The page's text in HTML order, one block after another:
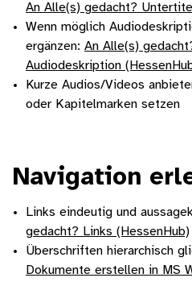
An Alle(s) gedacht?
Wenn möglich
ergänzen: An Alle(s)
Audiodeskription
Kurze Audios/Videos
oder Kapitelmarken setzen
Navigation
Links eindeutig und
gedacht? Links (HessenHub)
Überschriften hierarchisch
Dokumente erstellen in MS